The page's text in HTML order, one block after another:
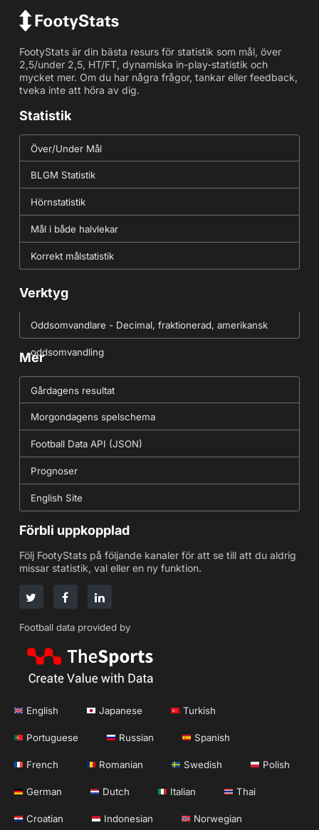
FootyStats är din bästa resurs för statistik som mål, över
2,5/under 2,5, HT/FT, dynamiska in-play-statistik och
mycket mer. Om du har några frågor, tankar eller feedback,
tveka inte att höra av dig.
Statistik
Över/Under Mål
BLGM Statistik
Hörnstatistik
Mål i både halvlekar
Korrekt målstatistik
Verktyg
Oddsomvandlare - Decimal, fraktionerad, amerikansk
oddsomvandling
Mer
Gårdagens resultat
Morgondagens spelschema
Football Data API (JSON)
Prognoser
English Site
Förbli uppkopplad
Följ FootyStats på följande kanaler för att se till att du aldrig
missar statistik, val eller en ny funktion.
Football data provided by
English Japanese Turkish
Portuguese Russian Spanish
French Romanian Swedish Polish
German Dutch Italian Thai
Croatian Indonesian Norwegian